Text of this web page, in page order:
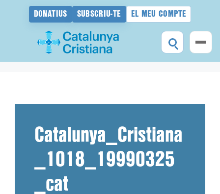
DONATIUS SUBSCRIU-TE EL MEU COMPTE
Catalunya_Cristiana
_1018_19990325
_cat